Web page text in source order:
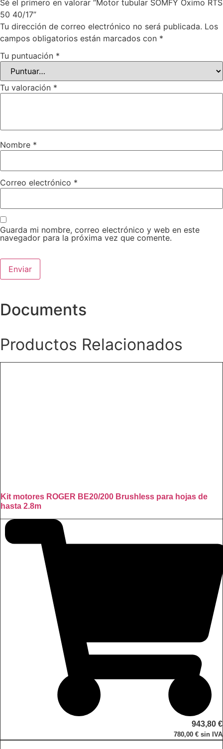
Sé el primero en valorar “Motor tubular SOMFY Oximo RTS
50 40/17”
Tu dirección de correo electrónico no será publicada. Los
campos obligatorios están marcados con *
Tu puntuación *
Tu valoración *
Nombre *
Correo electrónico *
Guarda mi nombre, correo electrónico y web en este
navegador para la próxima vez que comente.
Documents
Productos Relacionados
Kit motores ROGER BE20/200 Brushless para hojas de
hasta 2.8m
943,80 €
780,00 € sin IVA